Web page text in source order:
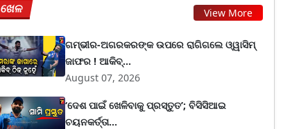
ଖେଳ View More
ଗମ୍ଭୀର-ଅଗରକରଙ୍କ ଉପରେ ରାଗିଗଲେ ଓ୍ୱାସିମ୍
ଜାଫର ! ଆକିବ୍...
August 07, 2026
‘ଦେଶ ପାଇଁ ଖେଳିବାକୁ ପ୍ରସ୍ତୁତ’; ବିସିସିଆଇ
ଚୟନକର୍ତ୍ତା...